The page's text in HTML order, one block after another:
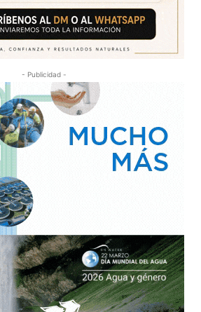
- Publicidad -